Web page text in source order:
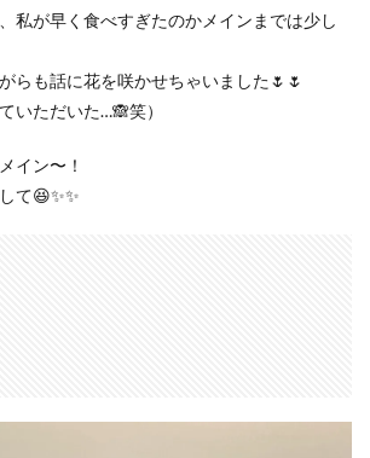
私が早く食べすぎたのかメインまでは少し
らも話に花を咲かせちゃいました🌷🌷
いただいた…🙈笑）
イン〜！
て😆✨✨